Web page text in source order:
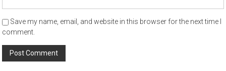
Save my name, email, and website in this browser for the next time I
comment.